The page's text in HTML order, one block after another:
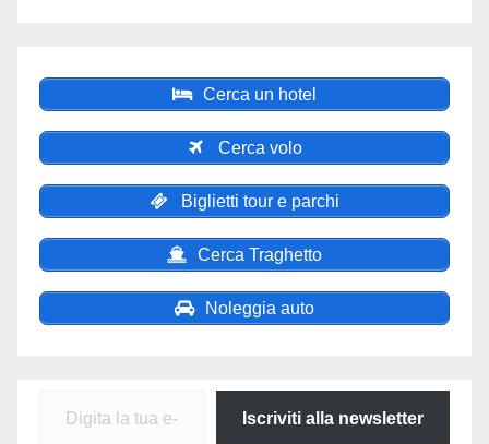
Cerca un hotel
Cerca volo
Biglietti tour e parchi
Cerca Traghetto
Noleggia auto
Digita
Iscriviti alla newsletter